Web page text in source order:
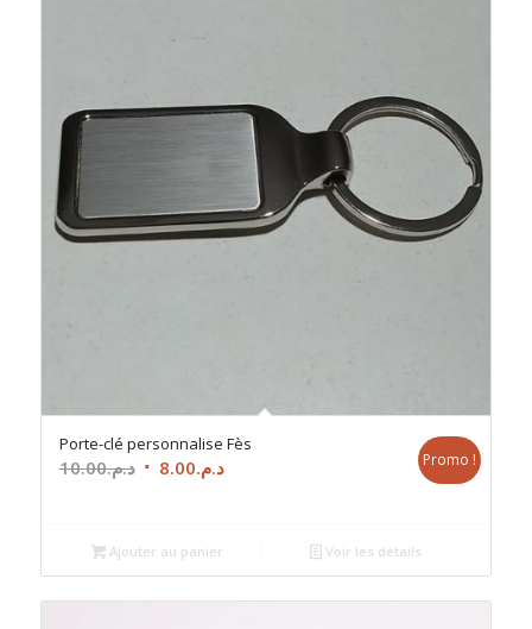
Porte-clé personnalise Fès
د.م.10.00
Le
était :
د.م.10.00.
د.م.8.00
Le
د.م.8.00.
Promo !
Ajouter au panier Voir les détails